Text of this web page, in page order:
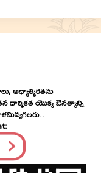
ఆధ్యాత్మికతను
ధార్మికత యొక్క ఔనత్యాన్ని